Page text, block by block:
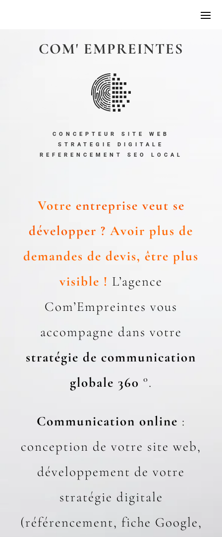
COM' EMPREINTES
CONCEPTEUR SITE WEB
STRATEGIE DIGITALE
REFERENCEMENT SEO LOCAL
Votre entreprise veut se
développer ? Avoir plus de
demandes de devis, être plus
visible ! L’agence
Com’Empreintes vous
accompagne dans votre
stratégie de communication
globale 360 °.
Communication online :
conception de votre site web,
développement de votre
stratégie digitale
(référencement, fiche Google,